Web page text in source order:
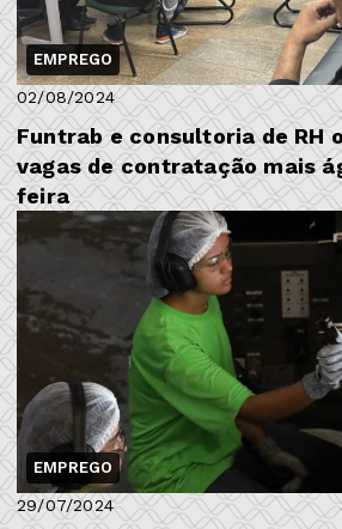
EMPREGO
02/08/2024
Funtrab e consultoria de RH
vagas de contratação mais
feira
EMPREGO
29/07/2024